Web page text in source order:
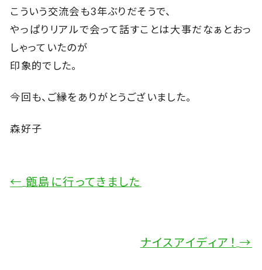
こういう交流会も3年ぶりだそうで、
やっぱりリアルで会って話すことは大事だなぁとおっ
しゃっていたのが
印象的でした。
今回も、ご縁をありがとうございました。
森好子
← 甑島に行ってきました
ナイスアイディア！ →